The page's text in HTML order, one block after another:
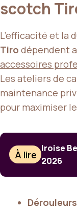
scotch
L’efficacité et la
Tiro dépendent
accessoires
Les ateliers de
maintenance
pour maximiser
À lire
Iroise
2026